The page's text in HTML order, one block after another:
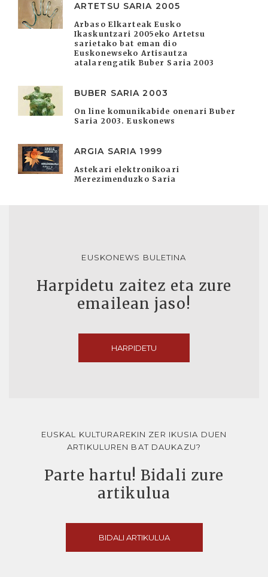
ARTETSU SARIA 2005
Arbaso Elkarteak Eusko
Ikaskuntzari 2005eko Artetsu
sarietako bat eman dio
Euskonewseko Artisautza
atalarengatik Buber Saria 2003
BUBER SARIA 2003
On line komunikabide onenari Buber
Saria 2003. Euskonews
ARGIA SARIA 1999
Astekari elektronikoari
Merezimenduzko Saria
EUSKONEWS BULETINA
Harpidetu zaitez eta zure
emailean jaso!
HARPIDETU
EUSKAL KULTURAREKIN ZER IKUSIA DUEN
ARTIKULUREN BAT DAUKAZU?
Parte hartu! Bidali zure
artikulua
BIDALI ARTIKULUA